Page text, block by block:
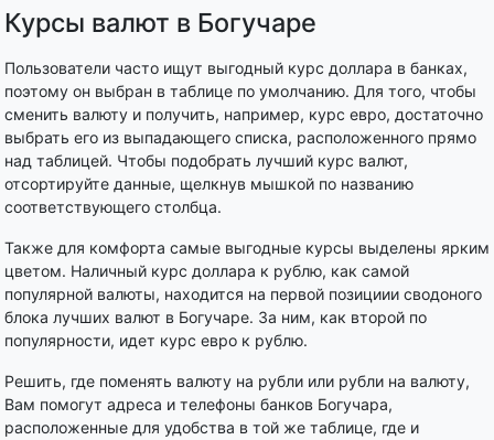
Курсы валют в Богучаре
Пользователи часто ищут выгодный курс доллара в банках,
поэтому он выбран в таблице по умолчанию. Для того, чтобы
сменить валюту и получить, например, курс евро, достаточно
выбрать его из выпадающего списка, расположенного прямо
над таблицей. Чтобы подобрать лучший курс валют,
отсортируйте данные, щелкнув мышкой по названию
соответствующего столбца.
Также для комфорта самые выгодные курсы выделены ярким
цветом. Наличный курс доллара к рублю, как самой
популярной валюты, находится на первой позициии сводоного
блока лучших валют в Богучаре. За ним, как второй по
популярности, идет курс евро к рублю.
Решить, где поменять валюту на рубли или рубли на валюту,
Вам помогут адреса и телефоны банков Богучара,
расположенные для удобства в той же таблице, где и